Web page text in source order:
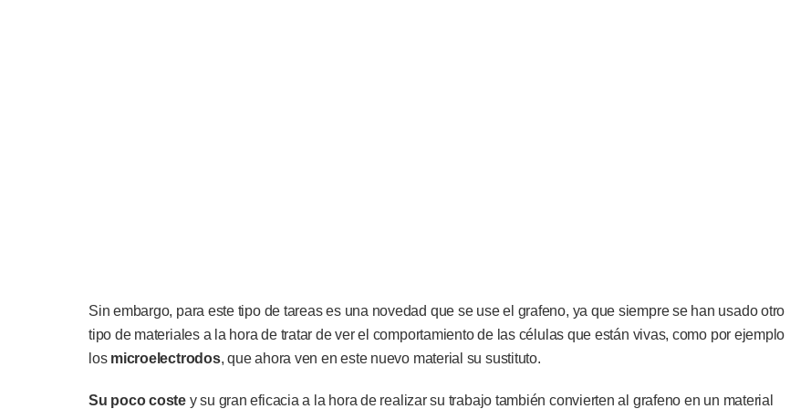
Sin embargo, para este tipo de tareas es una novedad que se use el grafeno, ya que siempre se han usado otro
tipo de materiales a la hora de tratar de ver el comportamiento de las células que están vivas, como por ejemplo
los microelectrodos, que ahora ven en este nuevo material su sustituto.
Su poco coste y su gran eficacia a la hora de realizar su trabajo también convierten al grafeno en un material